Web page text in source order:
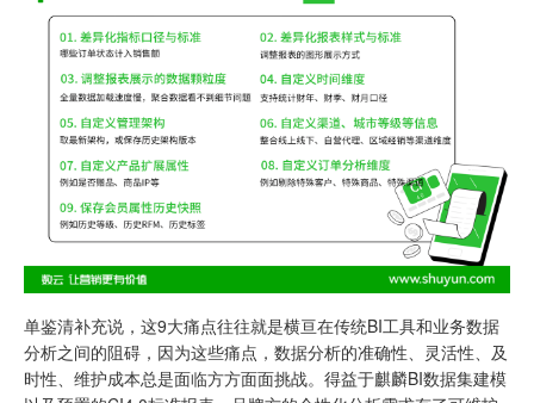
单鉴清补充说，这9大痛点往往就是横亘在传统BI工具和业务数据
分析之间的阻碍，因为这些痛点，数据分析的准确性、灵活性、及
时性、维护成本总是面临方方面面挑战。得益于麒麟BI数据集建模